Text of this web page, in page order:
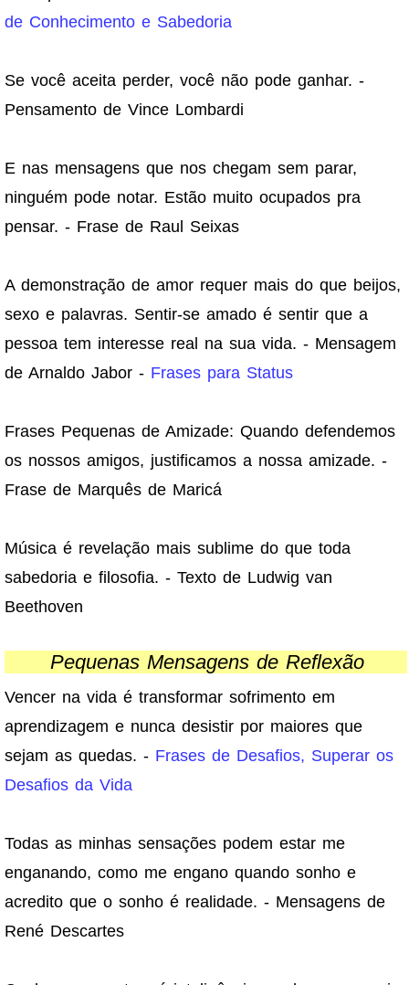
de Conhecimento e Sabedoria
Se você aceita perder, você não pode ganhar. -
Pensamento de Vince Lombardi
E nas mensagens que nos chegam sem parar,
ninguém pode notar. Estão muito ocupados pra
pensar. - Frase de Raul Seixas
A demonstração de amor requer mais do que beijos,
sexo e palavras. Sentir-se amado é sentir que a
pessoa tem interesse real na sua vida. - Mensagem
de Arnaldo Jabor - Frases para Status
Frases Pequenas de Amizade: Quando defendemos
os nossos amigos, justificamos a nossa amizade. -
Frase de Marquês de Maricá
Música é revelação mais sublime do que toda
sabedoria e filosofia. - Texto de Ludwig van
Beethoven
Pequenas Mensagens de Reflexão
Vencer na vida é transformar sofrimento em
aprendizagem e nunca desistir por maiores que
sejam as quedas. - Frases de Desafios, Superar os
Desafios da Vida
Todas as minhas sensações podem estar me
enganando, como me engano quando sonho e
acredito que o sonho é realidade. - Mensagens de
René Descartes